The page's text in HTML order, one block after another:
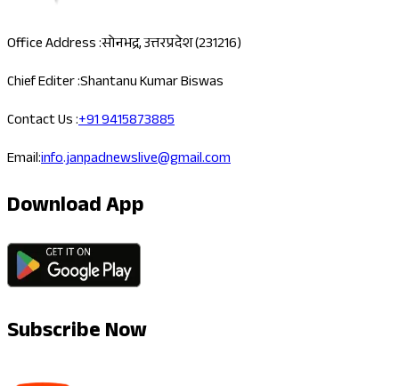
Office Address :सोनभद्र, उत्तरप्रदेश (231216)
Chief Editer :Shantanu Kumar Biswas
Contact Us :+91 9415873885
Email:info.janpadnewslive@gmail.com
Download App
Subscribe Now